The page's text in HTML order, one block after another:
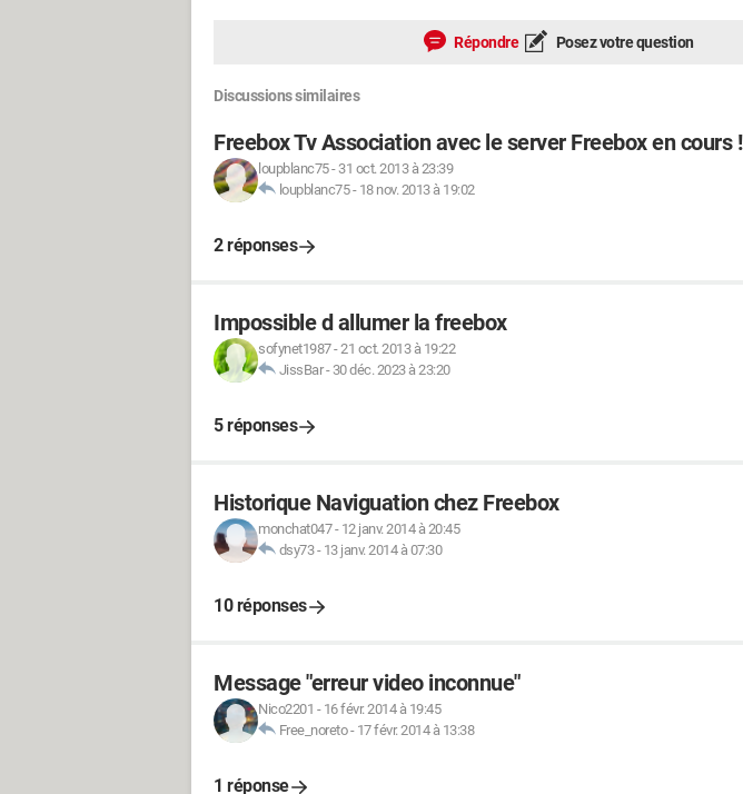
Répondre Posez votre question
Discussions similaires
Freebox Tv Association avec le server Freebox en cours !
loupblanc75- 31 oct. 2013 à 23:39
loupblanc75- 18 nov. 2013 à 19:02
2 réponses
Impossible d allumer la freebox
sofynet1987-21 oct. 2013 à 19:22
JissBar- 30 déc. 2023 à 23:20
5 réponses
Historique Naviguation chez Freebox
monchat047- 12 janv. 2014 à 20:45
dsy73- 13 janv. 2014 à 07:30
10 réponses
Message "erreur video inconnue"
Nico2201 - 16 févr. 2014 à 19:45
Free_noreto- 17 févr. 2014 à 13:38
1 réponse